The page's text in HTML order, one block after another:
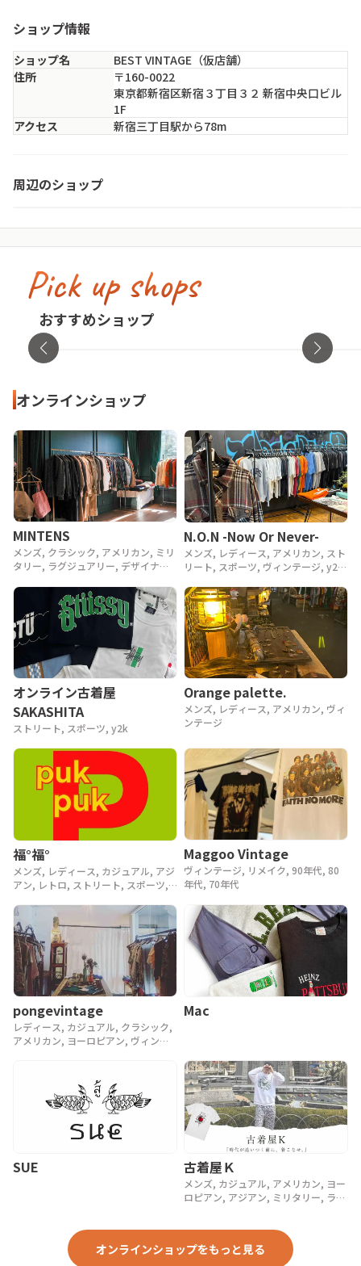
ショップ情報
ショップ名
BEST VINTAGE（仮店舗）
住所
〒160-0022
東京都新宿区新宿３丁目３２ 新宿中央口ビル
1F
アクセス
新宿三丁目駅から78m
周辺のショップ
東京都・新宿区
Pick up shops
おすすめショップ
古着屋no pain no gain(ノーペインノーゲ
イン)
東京都・渋谷区
オンラインショップ
MINTENS
メンズ, クラシック, アメリカン, ミリ
タリー, ラグジュアリー, デザイナー,
80年代, 70年代, 60年代, 50年代, 40
N.O.N -Now Or Never-
メンズ, レディース, アメリカン, スト
リート, スポーツ, ヴィンテージ, y2k,
オンライン古着屋
SAKASHITA
ストリート, スポーツ, y2k
Orange palette.
メンズ, レディース, アメリカン, ヴィ
ンテージ
福°福°
メンズ, レディース, カジュアル, アジ
アン, レトロ, ストリート, スポーツ,
Maggoo Vintage
ヴィンテージ, リメイク, 90年代, 80
年代, 70年代
pongevintage
レディース, カジュアル, クラシック,
アメリカン, ヨーロピアン, ヴィンテ
Mac
SUE 古着屋Ｋ
メンズ, カジュアル, アメリカン, ヨー
ロピアン, アジアン, ミリタリー, ラグ
オンラインショップをもっと見る